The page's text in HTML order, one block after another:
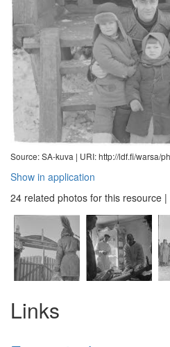
Source: SA-kuva | URI: http://ldf.fi/warsa/
Show in application
24 related photos for this resource |
Links